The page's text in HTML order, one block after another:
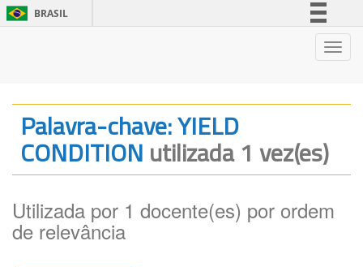
BRASIL
Legislação
Canais
Palavra-chave: YIELD
CONDITION utilizada 1 vez(es)
Utilizada por 1 docente(es) por ordem
de relevância